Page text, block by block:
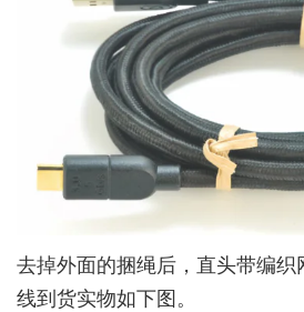
去掉外面的捆绳后，直头带编
线到货实物如下图。